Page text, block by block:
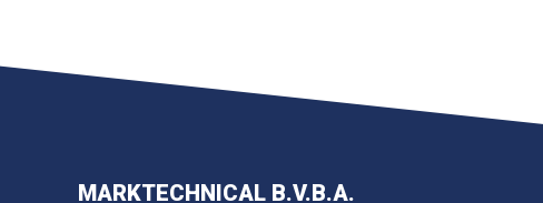
MARKTECHNICAL B.V.B.A.